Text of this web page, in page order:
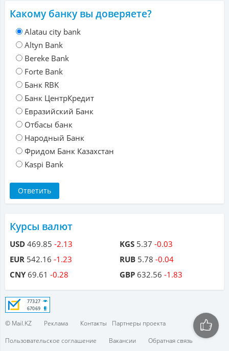
Какому банку вы доверяете?
Alatau city bank
Altyn Bank
Bereke Bank
Forte Bank
Банк RBK
Банк ЦентрКредит
Евразийский Банк
Отбасы банк
Народный Банк
Фридом Банк Казахстан
Kaspi Bank
Курсы валют
USD 469.85 -2.13
EUR 542.16 -1.23
CNY69.61 -0.28
KGS 5.37 -0.03
RUB 5.78 -0.04
GBP 632.56 -1.83
© Mail.KZ Реклама Контакты
Партнеры проекта
Пользовательское соглашение
Вакансии Обратная связь